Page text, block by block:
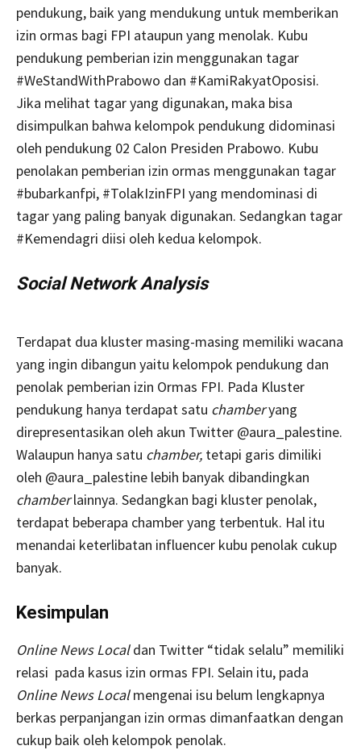
pendukung, baik yang mendukung untuk memberikan
izin ormas bagi FPI ataupun yang menolak. Kubu
pendukung pemberian izin menggunakan tagar
#WeStandWithPrabowo dan #KamiRakyatOposisi.
Jika melihat tagar yang digunakan, maka bisa
disimpulkan bahwa kelompok pendukung didominasi
oleh pendukung 02 Calon Presiden Prabowo. Kubu
penolakan pemberian izin ormas menggunakan tagar
#bubarkanfpi, #TolakIzinFPI yang mendominasi di
tagar yang paling banyak digunakan. Sedangkan tagar
#Kemendagri diisi oleh kedua kelompok.
Social Network Analysis
Terdapat dua kluster masing-masing memiliki wacana
yang ingin dibangun yaitu kelompok pendukung dan
penolak pemberian izin Ormas FPI. Pada Kluster
pendukung hanya terdapat satu chamberyang
direpresentasikan oleh akun Twitter @aura_palestine.
Walaupun hanya satu chamber, tetapi garis dimiliki
oleh @aura_palestine lebih banyak dibandingkan
chamberlainnya. Sedangkan bagi kluster penolak,
terdapat beberapa chamber yang terbentuk. Hal itu
menandai keterlibatan influencer kubu penolak cukup
banyak.
Kesimpulan
Online News Localdan Twitter “tidak selalu” memiliki
relasi pada kasus izin ormas FPI. Selain itu, pada
Online News Localmengenai isu belum lengkapnya
berkas perpanjangan izin ormas dimanfaatkan dengan
cukup baik oleh kelompok penolak.